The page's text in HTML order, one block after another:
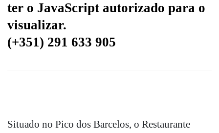
ter o JavaScript autorizado para o
visualizar.
(+351) 291 633 905
Situado no Pico dos Barcelos, o Restaurante